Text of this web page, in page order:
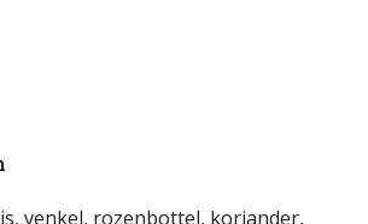
venkel, rozenbottel, koriander,